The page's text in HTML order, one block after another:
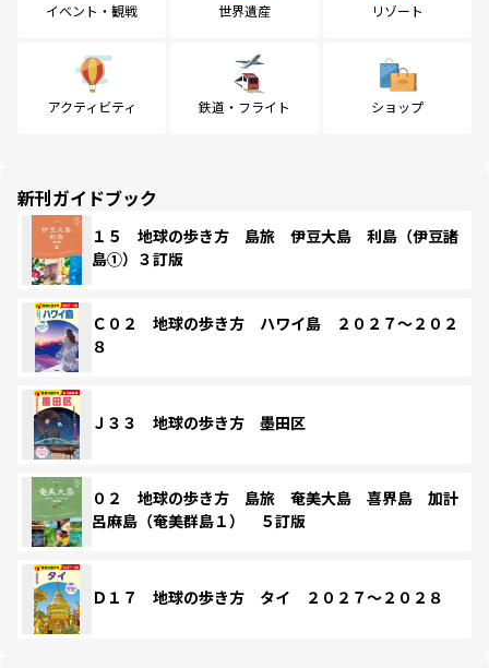
イベント・観戦 世界遺産 リゾート
アクティビティ 鉄道・フライト ショップ
新刊ガイドブック
１５ 地球の歩き方 島旅 伊豆大島 利島（伊豆諸
島①）３訂版
Ｃ０２ 地球の歩き方 ハワイ島 ２０２７～２０２
８
Ｊ３３ 地球の歩き方 墨田区
０２ 地球の歩き方 島旅 奄美大島 喜界島 加計
呂麻島（奄美群島１） ５訂版
Ｄ１７ 地球の歩き方 タイ ２０２７～２０２８